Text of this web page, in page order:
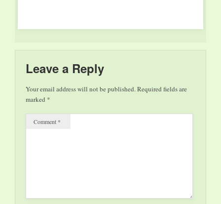
libreria. Lapponia,
notte. Davanti al
ripercorre la lunga
vita che ha alle spalle:
…
Leave a Reply
Your email address will not be published.Required fields are
marked *
Comment *